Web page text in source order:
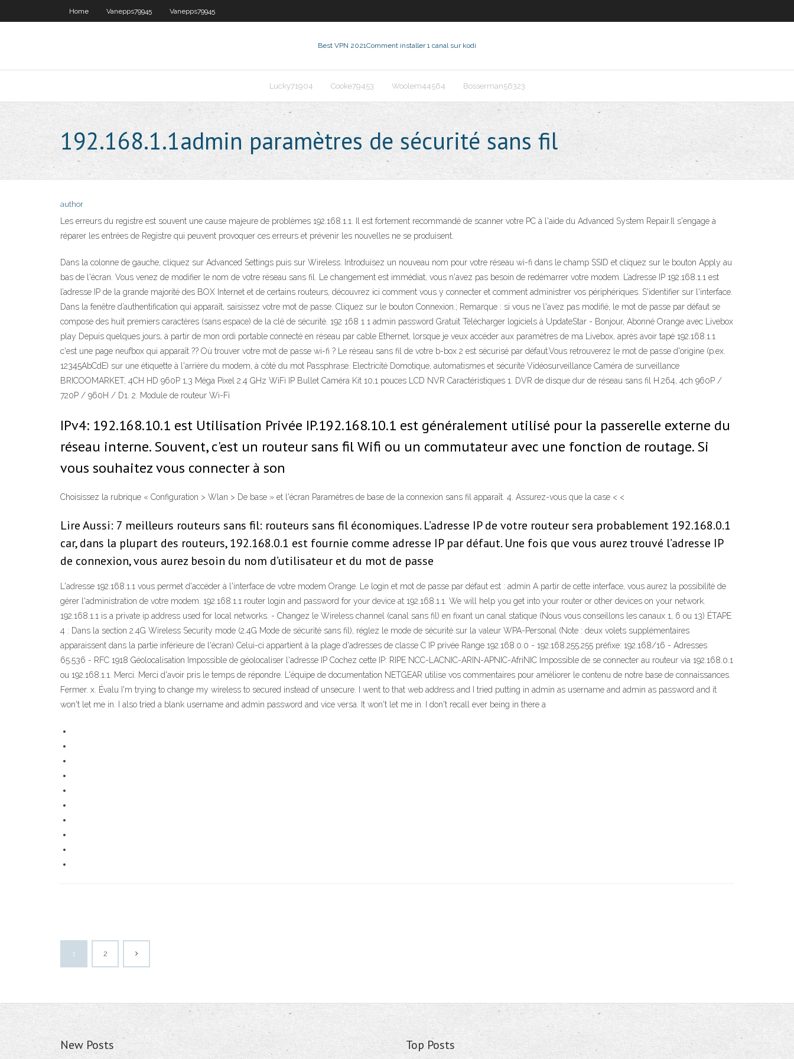
Home Vanepps79945 Vanepps79945
Best VPN 2021Comment installer 1 canal sur kodi
Lucky71904 Cooke79453 Woolem44564 Bosserman56323
192.168.1.1admin paramètres de sécurité sans fil
author
Les erreurs du registre est souvent une cause majeure de problèmes 192.168.1.1. Il est fortement recommandé de scanner votre PC à l'aide du Advanced System Repair.Il s'engage à
réparer les entrées de Registre qui peuvent provoquer ces erreurs et prévenir les nouvelles ne se produisent.
Dans la colonne de gauche, cliquez sur Advanced Settings puis sur Wireless. Introduisez un nouveau nom pour votre réseau wi-fi dans le champ SSID et cliquez sur le bouton Apply au
bas de l'écran. Vous venez de modifier le nom de votre réseau sans fil. Le changement est immédiat, vous n'avez pas besoin de redémarrer votre modem. L’adresse IP 192.168.1.1 est
l’adresse IP de la grande majorité des BOX Internet et de certains routeurs, découvrez ici comment vous y connecter et comment administrer vos périphériques. S'identifier sur l'interface.
Dans la fenêtre d’authentification qui apparaît, saisissez votre mot de passe. Cliquez sur le bouton Connexion.; Remarque : si vous ne l'avez pas modifié, le mot de passe par défaut se
compose des huit premiers caractères (sans espace) de la clé de sécurité. 192 168 1 1 admin password Gratuit Télécharger logiciels à UpdateStar - Bonjour, Abonné Orange avec Livebox
play Depuis quelques jours, à partir de mon ordi portable connecté en réseau par cable Ethernet, lorsque je veux accéder aux paramètres de ma Livebox, après avoir tapé 192.168.1.1
c'est une page neufbox qui apparaît ?? Où trouver votre mot de passe wi-fi ? Le réseau sans fil de votre b-box 2 est sécurisé par défaut.Vous retrouverez le mot de passe d'origine (p.ex.
12345AbCdE) sur une étiquette à l'arrière du modem, à côté du mot Passphrase. Electricité Domotique, automatismes et sécurité Vidéosurveillance Caméra de surveillance
BRICOOMARKET, 4CH HD 960P 1,3 Méga Pixel 2.4 GHz WiFi IP Bullet Caméra Kit 10,1 pouces LCD NVR Caractéristiques 1. DVR de disque dur de réseau sans fil H.264, 4ch 960P /
720P / 960H / D1. 2. Module de routeur Wi-Fi
IPv4: 192.168.10.1 est Utilisation Privée IP.192.168.10.1 est généralement utilisé pour la passerelle externe du
réseau interne. Souvent, c'est un routeur sans fil Wifi ou un commutateur avec une fonction de routage. Si
vous souhaitez vous connecter à son
Choisissez la rubrique « Configuration > Wlan > De base » et l'écran Paramètres de base de la connexion sans fil apparaît. 4. Assurez-vous que la case < <
Lire Aussi: 7 meilleurs routeurs sans fil: routeurs sans fil économiques. L’adresse IP de votre routeur sera probablement 192.168.0.1
car, dans la plupart des routeurs, 192.168.0.1 est fournie comme adresse IP par défaut. Une fois que vous aurez trouvé l’adresse IP
de connexion, vous aurez besoin du nom d’utilisateur et du mot de passe
L'adresse 192.168.1.1 vous permet d'accéder à l'interface de votre modem Orange. Le login et mot de passe par défaut est : admin A partir de cette interface, vous aurez la possibilité de
gérer l'administration de votre modem. 192.168.1.1 router login and password for your device at 192.168.1.1. We will help you get into your router or other devices on your network.
192.168.1.1 is a private ip address used for local networks. - Changez le Wireless channel (canal sans fil) en fixant un canal statique (Nous vous conseillons les canaux 1, 6 ou 13) ÉTAPE
4 : Dans la section 2.4G Wireless Security mode (2.4G Mode de sécurité sans fil), réglez le mode de sécurité sur la valeur WPA-Personal (Note : deux volets supplémentaires
apparaissent dans la partie inférieure de l'écran) Celui-ci appartient à la plage d'adresses de classe C IP privée Range 192.168.0.0 - 192.168.255.255 préfixe: 192.168/16 - Adresses
65.536 - RFC 1918 Géolocalisation Impossible de géolocaliser l'adresse IP Cochez cette IP: RIPE NCC-LACNIC-ARIN-APNIC-AfriNIC Impossible de se connecter au routeur via 192.168.0.1
ou 192.168.1.1. Merci. Merci d'avoir pris le temps de répondre. L'équipe de documentation NETGEAR utilise vos commentaires pour améliorer le contenu de notre base de connaissances.
Fermer. x. Évalu I'm trying to change my wireless to secured instead of unsecure. I went to that web address and I tried putting in admin as username and admin as password and it
won't let me in. I also tried a blank username and admin password and vice versa. It won't let me in. I don't recall ever being in there a
1 2
New Posts Top Posts